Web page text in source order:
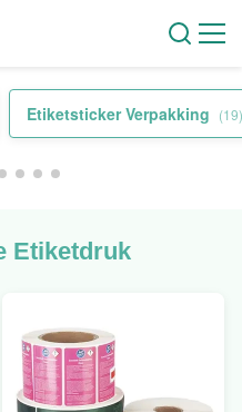
Etiketsticker Verpakking (19)
Etiketdruk